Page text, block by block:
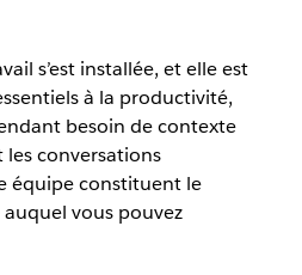
s’est installée, et elle est
à la productivité,
besoin de contexte
les conversations
équipe constituent le
vous pouvez